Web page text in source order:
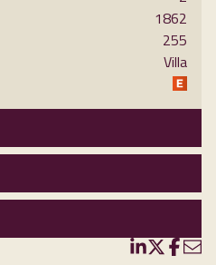
privat eller erhvervsmæssig
sig til repræsentative formål.
- uanset om det er til musik, kunst,
til behandlingsformål, klinik m.v.
og 1. sal. Hertil kommer
m.v.
og her er plads til såvel bolig som
1862
255
Villa